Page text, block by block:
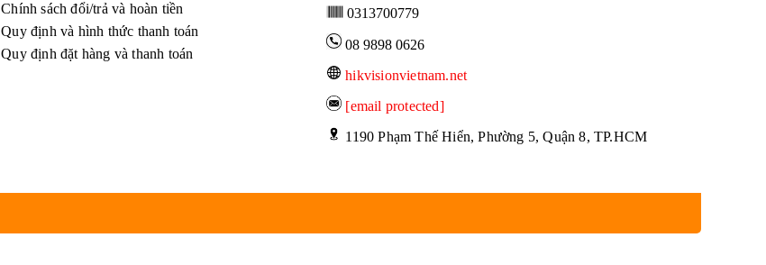
Chính sách đổi/trả và hoàn tiền
Quy định và hình thức thanh toán
Quy định đặt hàng và thanh toán
0313700779
08 9898 0626
hikvisionvietnam.net
[email protected]
1190 Phạm Thế Hiển, Phường 5, Quận 8, TP.HCM